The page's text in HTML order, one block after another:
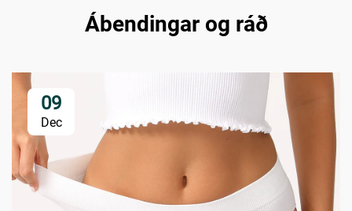
Ábendingar og ráð
09
Dec